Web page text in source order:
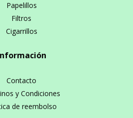
Papelillos
Filtros
Cigarrillos
Contacto
y Condiciones
de reembolso